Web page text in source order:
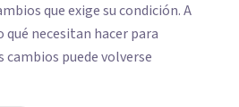
que exige su condición. A
qué necesitan hacer para
cambios puede volverse